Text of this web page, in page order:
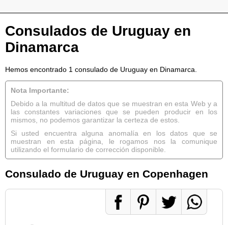
Consulados de Uruguay en
Dinamarca
Hemos encontrado 1 consulado de Uruguay en Dinamarca.
Nota Importante:
Debido a la multitud de datos que se muestran en esta Web y a
las constantes variaciones que se pueden producir en los
mismos, no podemos garantizar la certeza de estos.
Si usted encuentra alguna anomalía en los datos que se
muestran en esta página, le rogamos nos la comunique
utilizando el formulario de corrección disponible.
Consulado de Uruguay en Copenhagen